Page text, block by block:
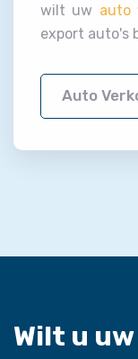
wilt uw auto
export auto's
Auto
Wilt u